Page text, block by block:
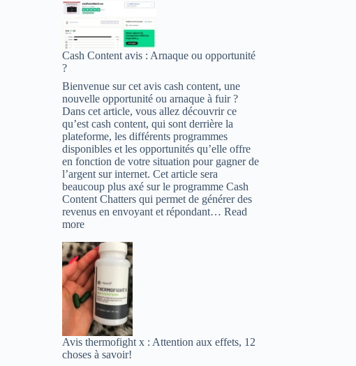
avis
sur
doTerra
(2023)
–
aux
huiles
essentielles
!
Cash Content avis : Arnaque ou opportunité
?
Bienvenue sur cet avis cash content, une
nouvelle opportunité ou arnaque à fuir ?
Dans cet article, vous allez découvrir ce
qu’est cash content, qui sont derrière la
plateforme, les différents programmes
disponibles et les opportunités qu’elle offre
en fonction de votre situation pour gagner de
l’argent sur internet. Cet article sera
beaucoup plus axé sur le programme Cash
Content Chatters qui permet de générer des
revenus en envoyant et répondant…Read
more:
Content
avis
:
Arnaque
ou
opportunité
?
Avis thermofight x : Attention aux effets, 12
choses à savoir!